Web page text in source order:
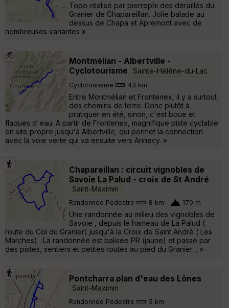
Topo réalisé par pierrephi des déraillés du
Granier de Chapareillan. Jolie balade au
dessus de Chapa et Apremont avec de
nombreuses variantes »
Montmélian - Albertville -
Cyclotourisme
Sainte-Hélène-du-Lac
Cyclotourisme 43 km
Entre Montmélian et Frontenex, il y a surtout
des chemins de terre. Donc plutôt à
pratiquer en été, sinon, c'est boue et
flaques d'eau. A partir de Frontenex, magnifique piste cyclable
en site propre jusqu'à Albertville, qui permet la connection
avec la voie verte qui va ensuite vers Annecy. »
Chapareillan : circuit vignobles de
Savoie La Palud - croix de St André
Saint-Maximin
Randonnée Pédestre 8 km 170 m
Une randonnée au milieu des vignobles de
Savoie , depuis le hameau de La Palud (
route du Col du Granier) jusqu'à la Croix de Saint André ( Les
Marches) . La randonnée est balisée PR (jaune) et passe par
des pistes, sentiers et petites routes au pied du Granier. . »
Pontcharra plan d'eau des Lônes
Saint-Maximin
Randonnée Pédestre 5 km